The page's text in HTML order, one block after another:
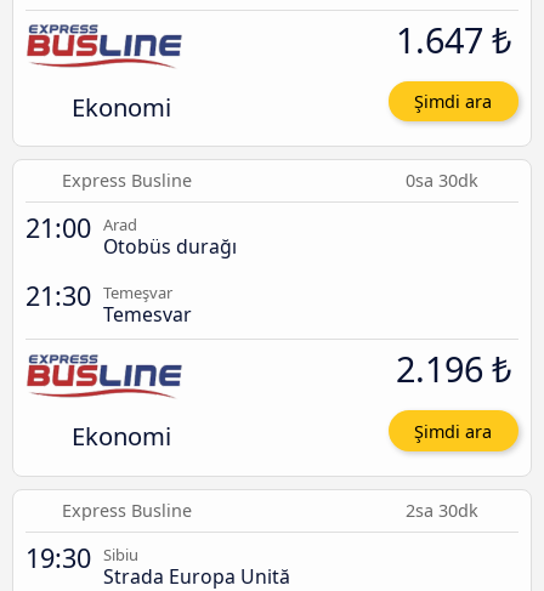
Ekonomi
1.647 ₺
Şimdi ara
Express Busline 0sa 30dk
21:00 Arad
Otobüs durağı
21:30 Temeşvar
Temesvar
Ekonomi
2.196 ₺
Şimdi ara
Express Busline 2sa 30dk
19:30 Sibiu
Strada Europa Unită